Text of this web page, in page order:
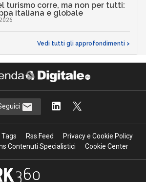
turismo corre, ma non per tutti:
italiana e globale
Vedi tutti gli approfondimenti >
Tags Rss Feed
Privacy e Cookie Policy
Contenuti Specialistici
Cookie Center